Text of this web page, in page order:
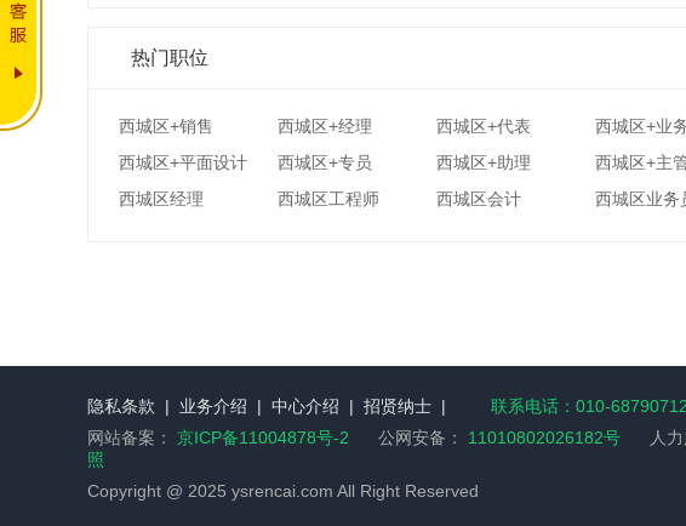
热门职位
西城区+销售 西城区+经理 西城区+代表 西城区+业
西城区+平面设计
西城区+专员 西城区+助理 西城区+主
西城区经理
西城区工程师 西城区会计 西城区业务
隐私条款 | 业务介绍 | 中心介绍 | 招贤纳士 |
联系电话：010-68790712
网站备案： 京ICP备11004878号-2 公网安备： 11010802026182号 人力
照
Copyright @ 2025 ysrencai.com All Right Reserved